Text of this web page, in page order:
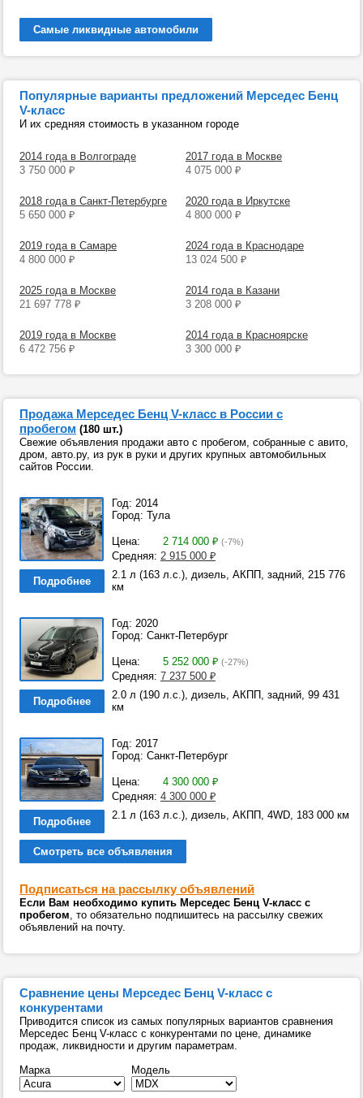
Самые ликвидные автомобили
Популярные варианты предложений Мерседес Бенц
V-класс
И их средняя стоимость в указанном городе
2014 года в Волгограде
3 750 000 ₽
2017 года в Москве
4 075 000 ₽
2018 года в Санкт-Петербурге
5 650 000 ₽
2020 года в Иркутске
4 800 000 ₽
2019 года в Самаре
4 800 000 ₽
2024 года в Краснодаре
13 024 500 ₽
2025 года в Москве
21 697 778 ₽
2014 года в Казани
3 208 000 ₽
2019 года в Москве
6 472 756 ₽
2014 года в Красноярске
3 300 000 ₽
Продажа Мерседес Бенц V-класс в России с
пробегом (180 шт.)
Свежие объявления продажи авто с пробегом, собранные с авито,
дром, авто.ру, из рук в руки и других крупных автомобильных
сайтов России.
Год: 2014
Город: Тула
Цена: 2 714 000 ₽ (-7%)
Средняя: 2 915 000 ₽
Подробнее
2.1 л (163 л.с.), дизель, АКПП, задний, 215 776
км
Год: 2020
Город: Санкт-Петербург
Цена: 5 252 000 ₽ (-27%)
Средняя: 7 237 500 ₽
Подробнее
2.0 л (190 л.с.), дизель, АКПП, задний, 99 431
км
Год: 2017
Город: Санкт-Петербург
Цена: 4 300 000 ₽
Средняя: 4 300 000 ₽
Подробнее
2.1 л (163 л.с.), дизель, АКПП, 4WD, 183 000 км
Смотреть все объявления
Подписаться на рассылку объявлений
Если Вам необходимо купить Мерседес Бенц V-класс с
пробегом, то обязательно подпишитесь на рассылку свежих
объявлений на почту.
Сравнение цены Мерседес Бенц V-класс с
конкурентами
Приводится список из самых популярных вариантов сравнения
Мерседес Бенц V-класс с конкурентами по цене, динамике
продаж, ликвидности и другим параметрам.
Марка
Модель